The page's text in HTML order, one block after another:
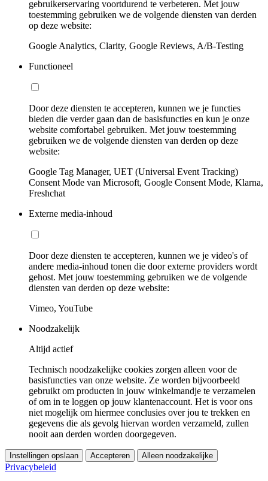
gebruikerservaring voortdurend te verbeteren. Met jouw
toestemming gebruiken we de volgende diensten van derden
op deze website:
Google Analytics, Clarity, Google Reviews, A/B-Testing
Functioneel
Door deze diensten te accepteren, kunnen we je functies
bieden die verder gaan dan de basisfuncties en kun je onze
website comfortabel gebruiken. Met jouw toestemming
gebruiken we de volgende diensten van derden op deze
website:
Google Tag Manager, UET (Universal Event Tracking)
Consent Mode van Microsoft, Google Consent Mode, Klarna,
Freshchat
Externe media-inhoud
Door deze diensten te accepteren, kunnen we je video's of
andere media-inhoud tonen die door externe providers wordt
gehost. Met jouw toestemming gebruiken we de volgende
diensten van derden op deze website:
Vimeo, YouTube
Noodzakelijk
Altijd actief
Technisch noodzakelijke cookies zorgen alleen voor de
basisfuncties van onze website. Ze worden bijvoorbeeld
gebruikt om producten in jouw winkelmandje te verzamelen
of om in te loggen op jouw klantenaccount. Het is voor ons
niet mogelijk om hiermee conclusies over jou te trekken en
gegevens die als gevolg hiervan worden verzameld, zullen
nooit aan derden worden doorgegeven.
Instellingen opslaan Accepteren Alleen noodzakelijke
Privacybeleid